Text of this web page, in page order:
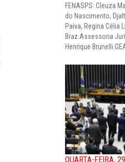
FENASPS: Cleuza
do Nascimento,
Paiva, Regina Célia
Braz.Assessoria
Henrique
QUARTA-FEIRA,